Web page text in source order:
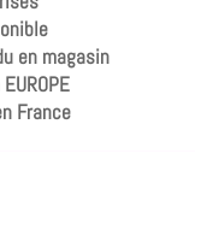
en magasin
France